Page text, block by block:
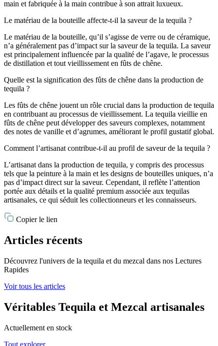
main et fabriquée à la main contribue à son attrait luxueux.
Le matériau de la bouteille affecte-t-il la saveur de la tequila ?
Le matériau de la bouteille, qu’il s’agisse de verre ou de céramique,
n’a généralement pas d’impact sur la saveur de la tequila. La saveur
est principalement influencée par la qualité de l’agave, le processus
de distillation et tout vieillissement en fûts de chêne.
Quelle est la signification des fûts de chêne dans la production de
tequila ?
Les fûts de chêne jouent un rôle crucial dans la production de tequila
en contribuant au processus de vieillissement. La tequila vieillie en
fûts de chêne peut développer des saveurs complexes, notamment
des notes de vanille et d’agrumes, améliorant le profil gustatif global.
Comment l’artisanat contribue-t-il au profil de saveur de la tequila ?
L’artisanat dans la production de tequila, y compris des processus
tels que la peinture à la main et les designs de bouteilles uniques, n’a
pas d’impact direct sur la saveur. Cependant, il reflète l’attention
portée aux détails et la qualité premium associée aux tequilas
artisanales, ce qui séduit les collectionneurs et les connaisseurs.
Copier le lien
Articles récents
Découvrez l'univers de la tequila et du mezcal dans nos Lectures
Rapides
Voir tous les articles
Véritables Tequila et Mezcal artisanales
Actuellement en stock
Tout explorer